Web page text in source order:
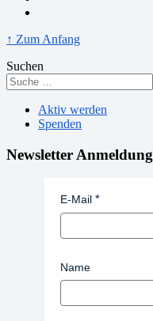
↑ Zum Anfang
Suchen
Aktiv werden
Spenden
Newsletter Anmeldung
E-Mail
Name